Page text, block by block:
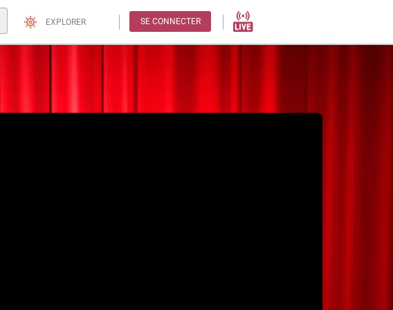
EXPLORER SE CONNECTER